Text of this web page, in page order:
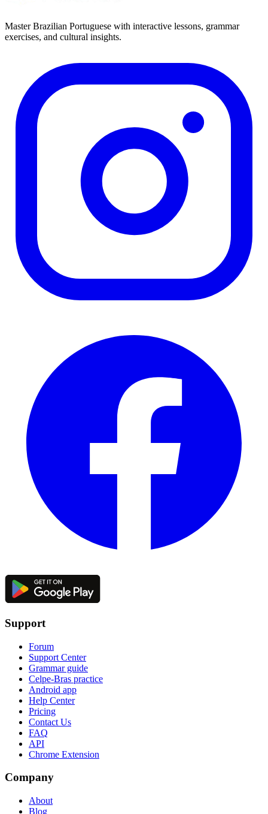
Master Brazilian Portuguese with interactive lessons, grammar
exercises, and cultural insights.
Support
Forum
Support Center
Grammar guide
Celpe-Bras practice
Android app
Help Center
Pricing
Contact Us
FAQ
API
Chrome Extension
Company
About
Blog